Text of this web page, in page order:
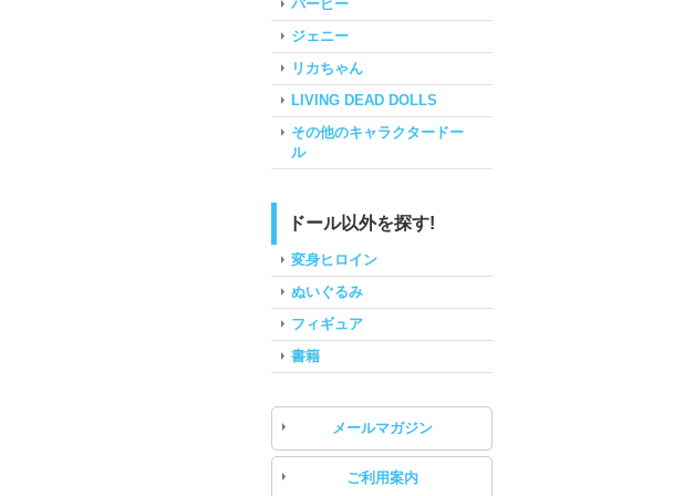
バービー
ジェニー
リカちゃん
LIVING DEAD DOLLS
その他のキャラクタードー
ル
ドール以外を探す!
変身ヒロイン
ぬいぐるみ
フィギュア
書籍
メールマガジン
ご利用案内